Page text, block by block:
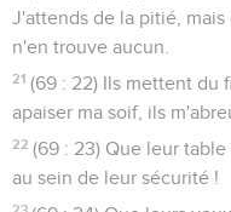
J'attends de la pitié,
n'en trouve aucun.
21 (69 : 22) Ils mettent du
apaiser ma soif, ils
22 (69 : 23) Que leur
au sein de leur sécurité !
23